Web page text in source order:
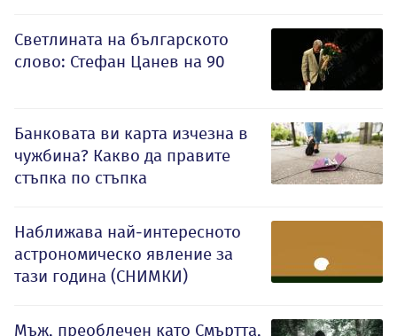
Светлината на българското
слово: Стефан Цанев на 90
Банковата ви карта изчезна в
чужбина? Какво да правите
стъпка по стъпка
Наближава най-интересното
астрономическо явление за
тази година (СНИМКИ)
Мъж, преоблечен като Смъртта,